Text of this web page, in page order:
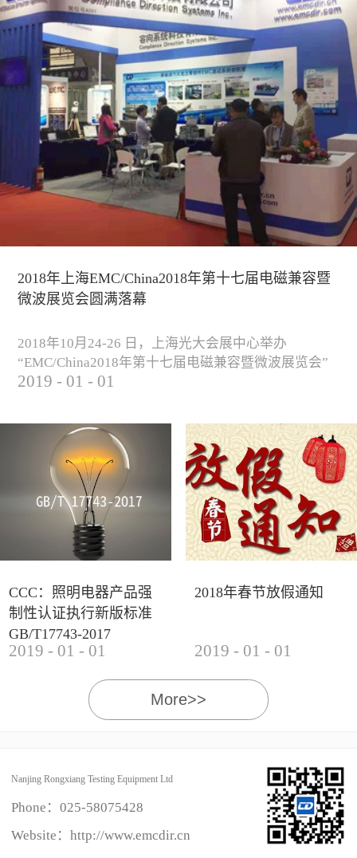
2018年上海EMC/China2018年第十七届电磁兼容暨
微波展览会圆满落幕
2018年10月24-26 日，上海光大会展中心举办
“EMC/China2018年第十七届电磁兼容暨微波展览会”
圆满落幕。我公司与来自军工、汽车、科研院校、通
状与未来，并展出测试、整改等行业尖端设备，吸引
业内外人士参观驻足。展会期间我公司举办了《电磁
兼容测试和设计技术》技术讲座，本次讲座同时特邀
德国Langer公司资深工程师Lars Glaesser...
2019 - 01 - 01
CCC：照明电器产品强
制性认证执行新版标准
GB/T17743-2017
2019 - 01 - 01
2018年春节放假通知
2019 - 01 - 01
More>>
Nanjing Rongxiang Testing Equipment Ltd
Phone： 025-58075428
Website：http://www.emcdir.cn